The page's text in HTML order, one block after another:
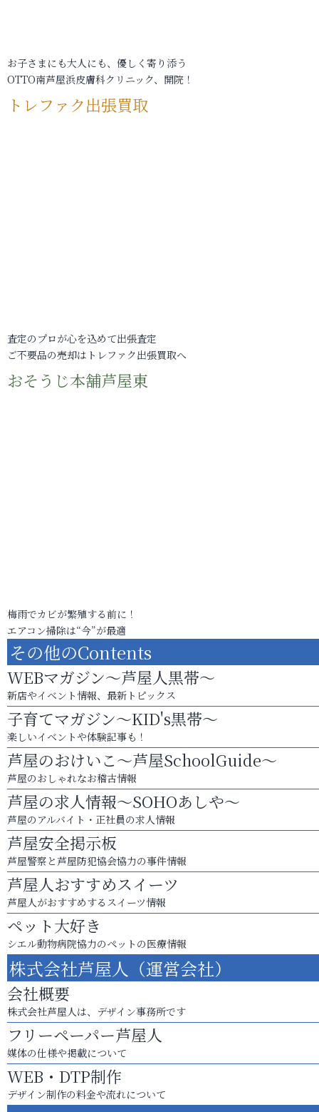
お子さまにも大人にも、優しく寄り添う
OTTO南芦屋浜皮膚科クリニック、開院！
トレファク出張買取
査定のプロが心を込めて出張査定
ご不要品の売却はトレファク出張買取へ
おそうじ本舗芦屋東
梅雨でカビが繁殖する前に！
エアコン掃除は“今”が最適
その他のContents
WEBマガジン～芦屋人黒帯～
新店やイベント情報、最新トピックス
子育てマガジン～KID's黒帯～
楽しいイベントや体験記事も！
芦屋のおけいこ～芦屋SchoolGuide～
芦屋のおしゃれなお稽古情報
芦屋の求人情報～SOHOあしや～
芦屋のアルバイト・正社員の求人情報
芦屋安全掲示板
芦屋警察と芦屋防犯協会協力の事件情報
芦屋人おすすめスイーツ
芦屋人がおすすめするスイーツ情報
ペット大好き
シエル動物病院協力のペットの医療情報
株式会社芦屋人（運営会社）
会社概要
株式会社芦屋人は、デザイン事務所です
フリーペーパー芦屋人
媒体の仕様や掲載について
WEB・DTP制作
デザイン制作の料金や流れについて